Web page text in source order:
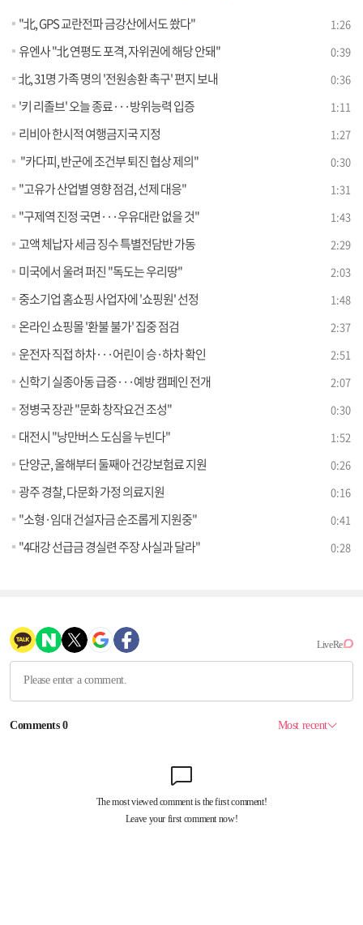
"北, GPS 교란전파 금강산에서도 쐈다" 1:26
유엔사 "北 연평도 포격, 자위권에 해당 안돼" 0:39
北, 31명 가족 명의 '전원송환 촉구' 편지 보내 0:36
'키 리졸브' 오늘 종료···방위능력 입증 1:11
리비아 한시적 여행금지국 지정 1:27
"카다피, 반군에 조건부 퇴진 협상 제의" 0:30
"고유가 산업별 영향 점검, 선제 대응" 1:31
"구제역 진정 국면···우유대란 없을 것" 1:43
고액 체납자 세금 징수 특별전담반 가동 2:29
미국에서 울려 퍼진 "독도는 우리땅" 2:03
중소기업 홈쇼핑 사업자에 '쇼핑원' 선정 1:48
온라인 쇼핑몰 '환불 불가' 집중 점검 2:37
운전자 직접 하차···어린이 승·하차 확인 2:51
신학기 실종아동 급증···예방 캠페인 전개 2:07
정병국 장관 "문화 창작요건 조성" 0:30
대전시 "낭만버스 도심을 누빈다" 1:52
단양군, 올해부터 둘째아 건강보험료 지원 0:26
광주 경찰, 다문화 가정 의료지원 0:16
"소형·임대 건설자금 순조롭게 지원중" 0:41
"4대강 선급금 경실련 주장 사실과 달라" 0:28